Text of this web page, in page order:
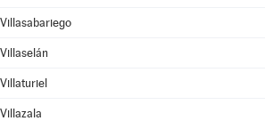
Villasabariego
Villaselán
Villaturiel
Villazala